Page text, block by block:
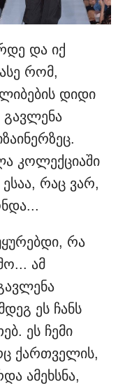
და იქ
რომ,
დიდი
გავლენა
კოლექციაში
რაც ვარ,
რა
ამ
ეს ჩანს
ეს ჩემი
ქართველის,
ამეხსნა,